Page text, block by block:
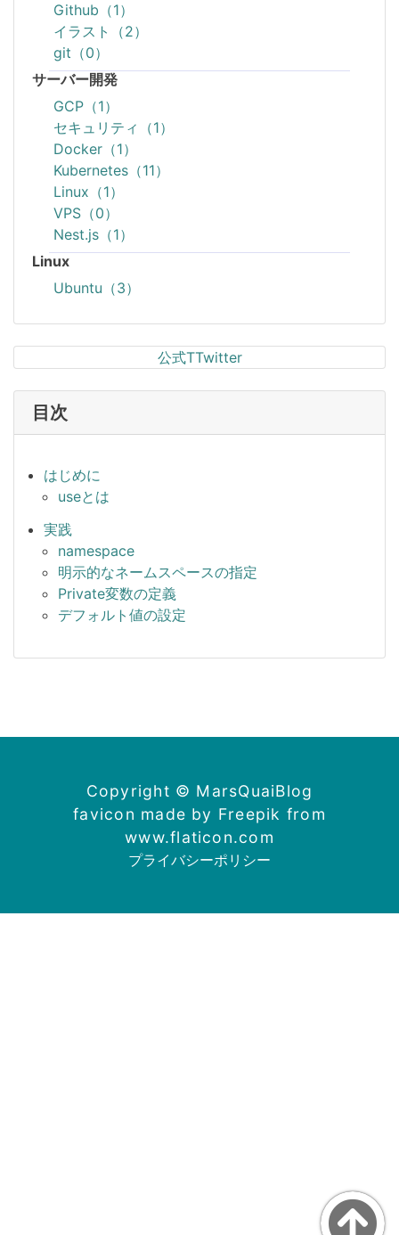
Github（1）
イラスト（2）
git（0）
サーバー開発
GCP（1）
セキュリティ（1）
Docker（1）
Kubernetes（11）
Linux（1）
VPS（0）
Nest.js（1）
Linux
Ubuntu（3）
公式TTwitter
目次
はじめに
useとは
実践
namespace
明示的なネームスペースの指定
Private変数の定義
デフォルト値の設定
Copyright © MarsQuaiBlog
favicon made by Freepik from
www.flaticon.com
プライバシーポリシー